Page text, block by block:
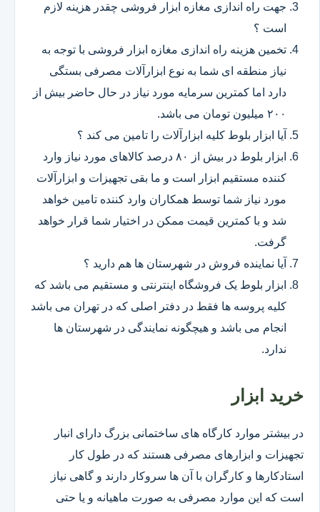
جهت راه اندازی مغازه ابزار فروشی چقدر هزینه لازم
است ؟
تخمین هزینه راه اندازی مغازه ابزار فروشی با توجه به
نیاز منطقه ای شما به نوع ابزارآلات مصرفی بستگی
دارد اما کمترین سرمایه مورد نیاز در حال حاضر بیش از
۲۰۰ میلیون تومان می باشد.
آیا ابزار بلوط کلیه ابزارآلات را تامین می کند ؟
ابزار بلوط در بیش از ۸۰ درصد کالاهای مورد نیاز وارد
کننده مستقیم ابزار است و ما بقی تجهیزات و ابزارآلات
مورد نیاز شما توسط همکاران وارد کننده تامین خواهد
شد و با کمترین قیمت ممکن در اختیار شما قرار خواهد
گرفت.
آیا نماینده فروش در شهرستان ها هم دارید ؟
ابزار بلوط یک فروشگاه اینترنتی و مستقیم می باشد که
کلیه پروسه ها فقط در دفتر اصلی که در تهران می باشد
انجام می باشد و هیچگونه نمایندگی در شهرستان ها
ندارد.
خرید ابزار
در بیشتر موارد کارگاه های ساختمانی بزرگ دارای انبار
تجهیزات و ابزارهای مصرفی هستند که در طول کار
استادکارها و کارگران با آن ها سروکار دارند و گاهی نیاز
است که این موارد مصرفی به صورت ماهیانه و یا حتی